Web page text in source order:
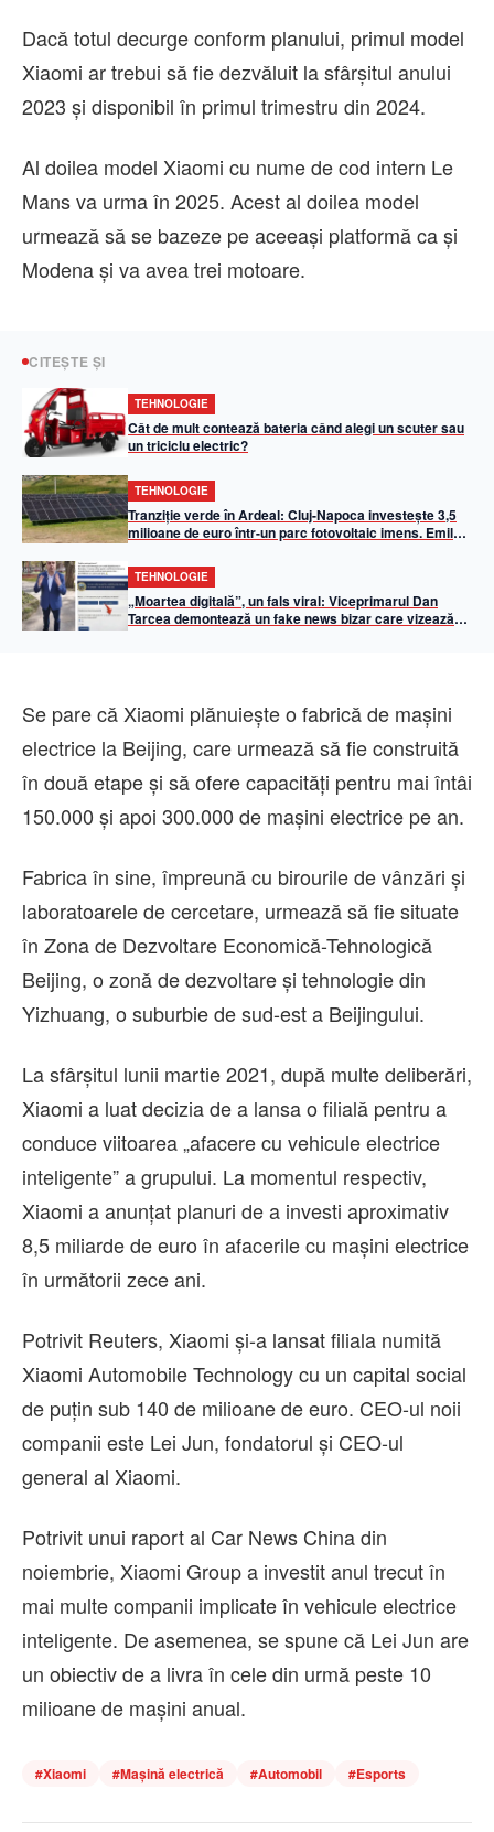
Dacă totul decurge conform planului, primul model
Xiaomi ar trebui să fie dezvăluit la sfârșitul anului
2023 și disponibil în primul trimestru din 2024.
Al doilea model Xiaomi cu nume de cod intern Le
Mans va urma în 2025. Acest al doilea model
urmează să se bazeze pe aceeași platformă ca și
Modena și va avea trei motoare.
CITEȘTE ȘI
TEHNOLOGIE
Cât de mult contează bateria când alegi un scuter sau
un triciclu electric?
TEHNOLOGIE
Tranziție verde în Ardeal: Cluj-Napoca investește 3,5
milioane de euro într-un parc fotovoltaic imens. Emil
energie solară”
TEHNOLOGIE
„Moartea digitală”, un fals viral: Viceprimarul Dan
Tarcea demontează un fake news bizar care vizează
Se pare că Xiaomi plănuiește o fabrică de mașini
electrice la Beijing, care urmează să fie construită
în două etape și să ofere capacități pentru mai întâi
150.000 și apoi 300.000 de mașini electrice pe an.
Fabrica în sine, împreună cu birourile de vânzări și
laboratoarele de cercetare, urmează să fie situate
în Zona de Dezvoltare Economică-Tehnologică
Beijing, o zonă de dezvoltare și tehnologie din
Yizhuang, o suburbie de sud-est a Beijingului.
La sfârșitul lunii martie 2021, după multe deliberări,
Xiaomi a luat decizia de a lansa o filială pentru a
conduce viitoarea „afacere cu vehicule electrice
inteligente” a grupului. La momentul respectiv,
Xiaomi a anunțat planuri de a investi aproximativ
8,5 miliarde de euro în afacerile cu mașini electrice
în următorii zece ani.
Potrivit Reuters, Xiaomi și-a lansat filiala numită
Xiaomi Automobile Technology cu un capital social
de puțin sub 140 de milioane de euro. CEO-ul noii
companii este Lei Jun, fondatorul și CEO-ul
general al Xiaomi.
Potrivit unui raport al Car News China din
noiembrie, Xiaomi Group a investit anul trecut în
mai multe companii implicate în vehicule electrice
inteligente. De asemenea, se spune că Lei Jun are
un obiectiv de a livra în cele din urmă peste 10
milioane de mașini anual.
#Xiaomi #Mașină electrică #Automobil #Esports